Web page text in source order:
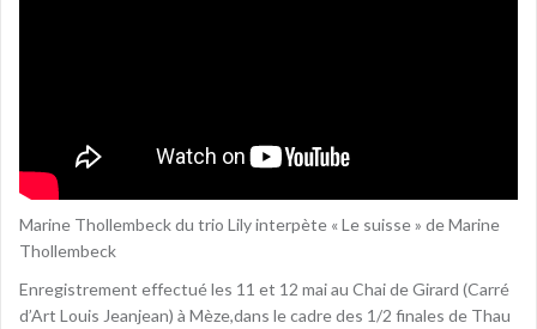
Marine Thollembeck du trio Lily interpète « Le suisse » de Marine
Thollembeck
Enregistrement effectué les 11 et 12 mai au Chai de Girard (Carré
d’Art Louis Jeanjean) à Mèze,dans le cadre des 1/2 finales de Thau